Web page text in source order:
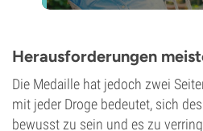
Herausforderungen
Die Medaille hat jedoch zwei
mit jeder Droge bedeutet, sich
bewusst zu sein und es zu